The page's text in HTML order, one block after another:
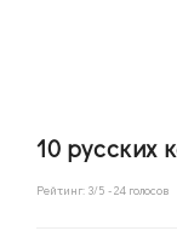
10 русских
Рейтинг: 3/5 -24 голосов